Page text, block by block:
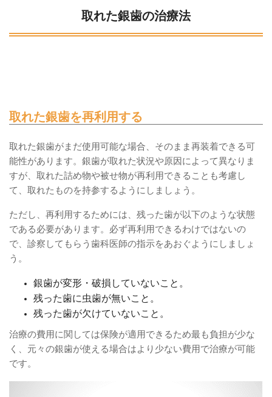
取れた銀歯の治療法
取れた銀歯を再利用する
取れた銀歯がまだ使用可能な場合、そのまま再装着できる可
能性があります。銀歯が取れた状況や原因によって異なりま
すが、取れた詰め物や被せ物が再利用できることも考慮し
て、取れたものを持参するようにしましょう。
ただし、再利用するためには、残った歯が以下のような状態
である必要があります。必ず再利用できるわけではないの
で、診察してもらう歯科医師の指示をあおぐようにしましょ
う。
銀歯が変形・破損していないこと。
残った歯に虫歯が無いこと。
残った歯が欠けていないこと。
治療の費用に関しては保険が適用できるため最も負担が少な
く、元々の銀歯が使える場合はより少ない費用で治療が可能
です。